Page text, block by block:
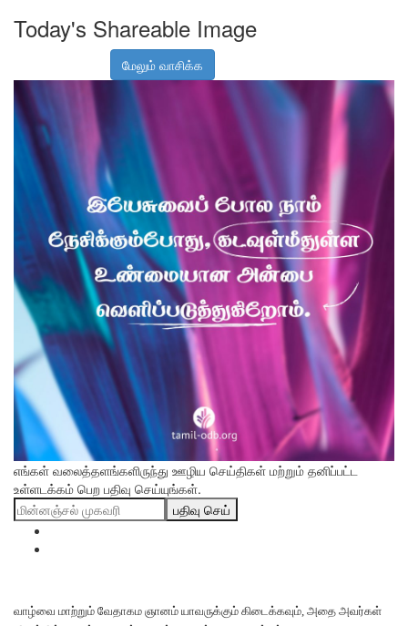
Today's Shareable Image
மேலும் வாசிக்க
எங்கள் வலைத்தளங்களிருந்து ஊழிய செய்திகள் மற்றும் தனிப்பட்ட
உள்ளடக்கம் பெற பதிவு செய்யுங்கள்.
பதிவு செய்
வாழ்வை மாற்றும் வேதாகம ஞானம் யாவருக்கும் கிடைக்கவும், அதை அவர்கள்